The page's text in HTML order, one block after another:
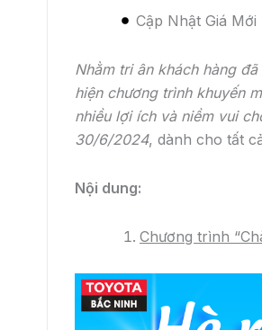
Cập Nhật Giá
Nhằm tri ân khách hàng
hiện chương trình khuyến
nhiều lợi ích và niềm vui
30/6/2024, dành cho tất
Nội dung:
Chương trình